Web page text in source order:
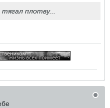
плотву...